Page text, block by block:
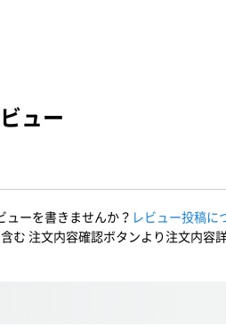
ュー
ーを書きませんか？ レビュー投稿に
む 注文内容確認ボタンより注文内容